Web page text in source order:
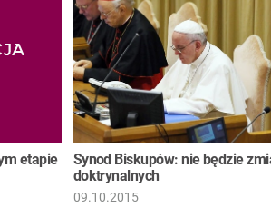
etapie
09.10.2015
Synod Biskupów: nie będzie
doktrynalnych